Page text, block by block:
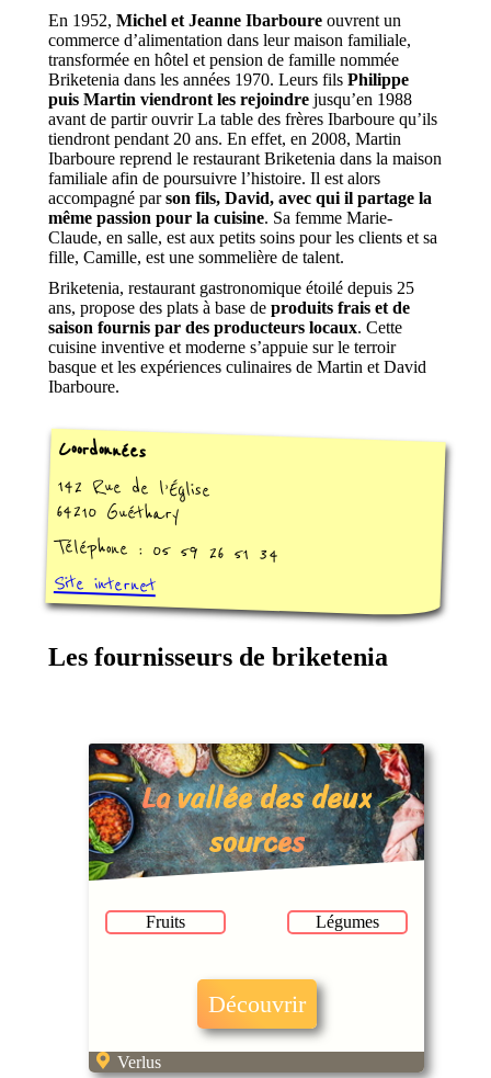
En 1952, Michel et Jeanne Ibarboure ouvrent un
commerce d’alimentation dans leur maison familiale,
transformée en hôtel et pension de famille nommée
Briketenia dans les années 1970. Leurs fils Philippe
puis Martin viendront les rejoindre jusqu’en 1988
avant de partir ouvrir La table des frères Ibarboure qu’ils
tiendront pendant 20 ans. En effet, en 2008, Martin
Ibarboure reprend le restaurant Briketenia dans la maison
familiale afin de poursuivre l’histoire. Il est alors
accompagné parson fils, David, avec qui il partage la
même passion pour la cuisine. Sa femme Marie-
Claude, en salle, est aux petits soins pour les clients et sa
fille, Camille, est une sommelière de talent.
Briketenia, restaurant gastronomique étoilé depuis 25
ans, propose des plats à base de produits frais et de
saison fournis par des producteurs locaux. Cette
cuisine inventive et moderne s’appuie sur le terroir
basque et les expériences culinaires de Martin et David
Ibarboure.
Coordonnées
142 Rue de l’Église
64210 Guéthary
Téléphone : 05 59 26 51 34
Site internet
Les fournisseurs de briketenia
La vallée des deux
sources
Fruits Légumes
Découvrir
Verlus